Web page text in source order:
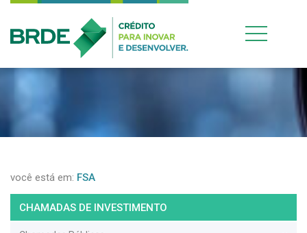
você está em: FSA
CHAMADAS DE INVESTIMENTO